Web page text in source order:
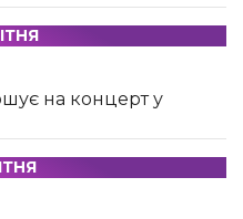
на концерт у